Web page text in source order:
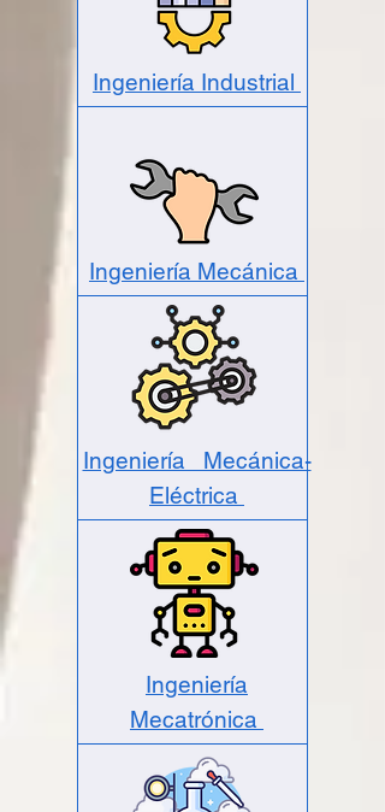
Ingeniería Industrial
Ingeniería Mecánica
Ingeniería Mecánica-
Eléctrica
Ingeniería
Mecatrónica